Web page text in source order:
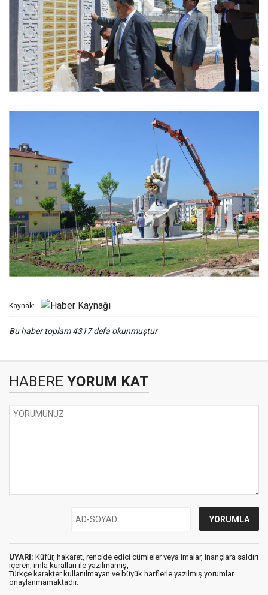
Kaynak:
Bu haber toplam 4317 defa okunmuştur
HABERE YORUM KAT
UYARI: Küfür, hakaret, rencide edici cümleler veya imalar, inançlara saldırı
içeren, imla kuralları ile yazılmamış,
Türkçe karakter kullanılmayan ve büyük harflerle yazılmış yorumlar
onaylanmamaktadır.